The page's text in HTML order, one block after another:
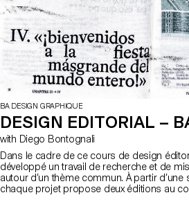
BA DESIGN GRAPHIQUE
DESIGN EDITORIAL –
with Diego Bontognali
Dans le cadre de ce cours de design
développé un travail de recherche et de
autour d’un thème commun. À partir
chaque projet propose deux éditions au